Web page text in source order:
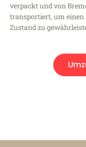
verpackt und von
transportiert, um einen
Zustand zu